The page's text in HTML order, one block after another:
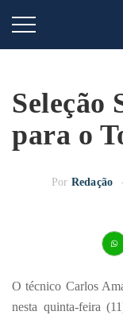
Seleção
para o
Por Redação
O técnico Carlos
nesta quinta-feira